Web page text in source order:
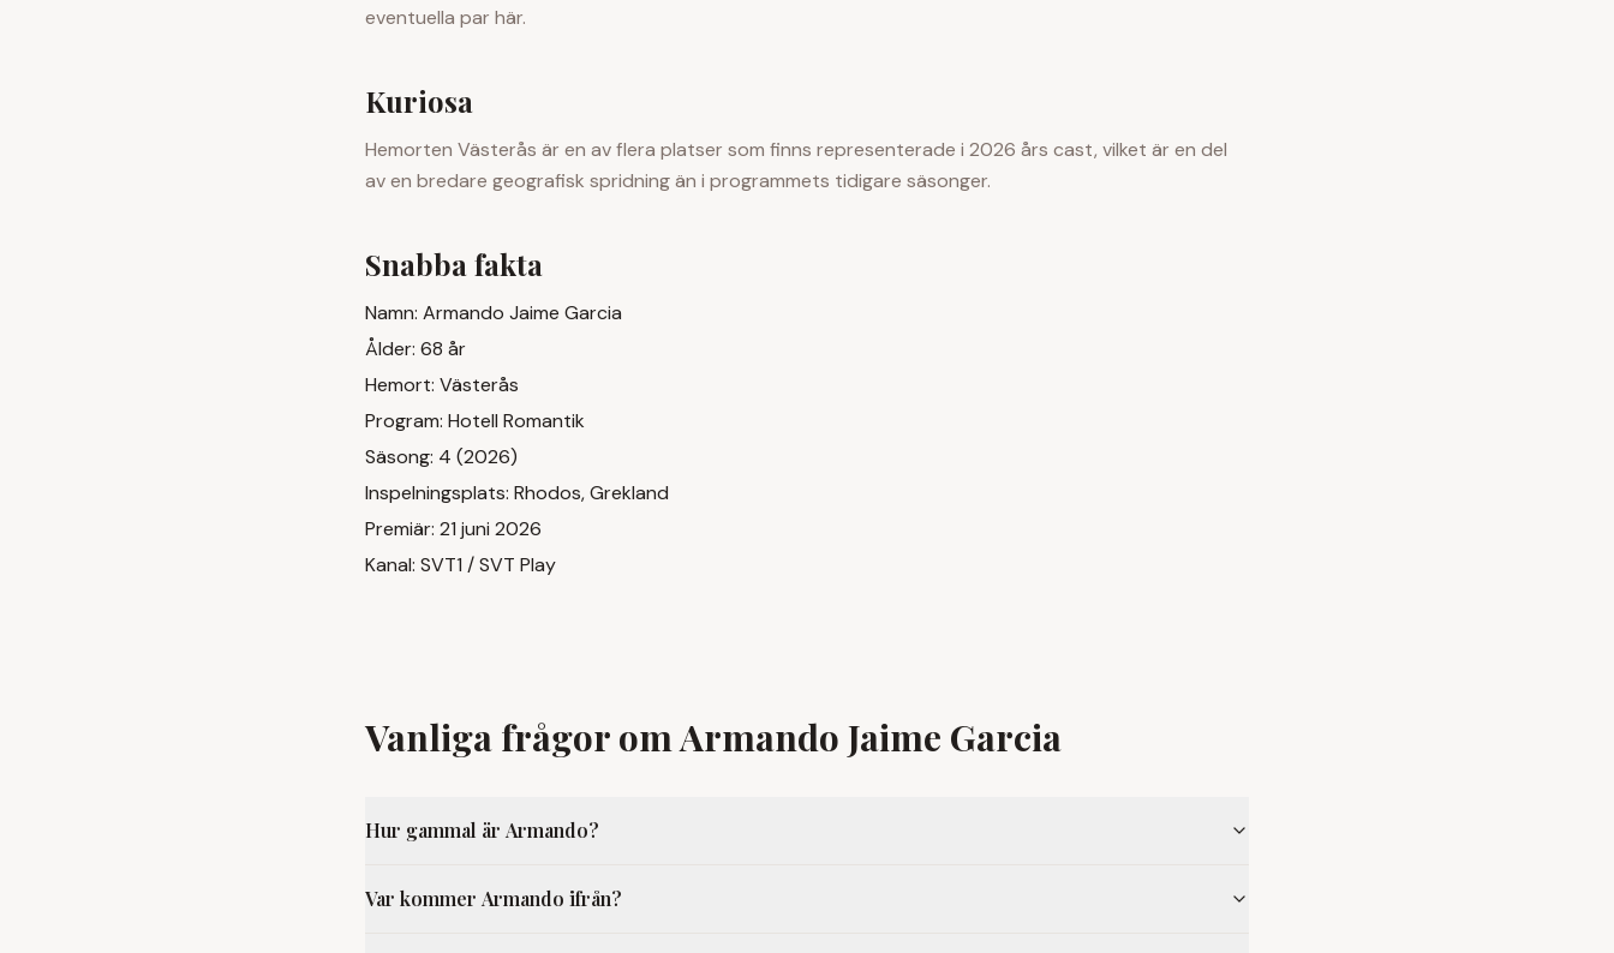
eventuella par här.
Kuriosa
Hemorten Västerås är en av flera platser som finns representerade i 2026 års cast, vilket är en del
av en bredare geografisk spridning än i programmets tidigare säsonger.
Snabba fakta
Namn: Armando Jaime Garcia
Ålder: 68 år
Hemort: Västerås
Program: Hotell Romantik
Säsong: 4 (2026)
Inspelningsplats: Rhodos, Grekland
Premiär: 21 juni 2026
Kanal: SVT1 / SVT Play
Vanliga frågor om Armando Jaime Garcia
Hur gammal är Armando?
Var kommer Armando ifrån?